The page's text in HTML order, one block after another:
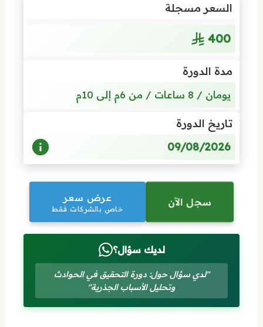
السعر مسجلة
400
مدة الدورة
يومان / 8 ساعات / من 6م إلى 10م
تاريخ الدورة
09/08/2026
سجل الآن عرض سعر
خاص بالشركات فقط
لديك سؤال؟
"لدي سؤال حول: دورة التحقيق في الحوادث
وتحليل الأسباب الجذرية"